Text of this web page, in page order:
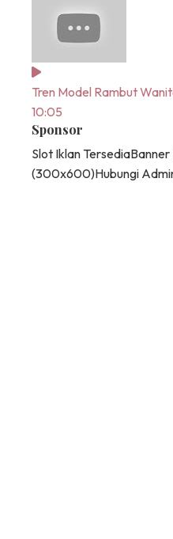
Tren Model Rambut
10:05
Sponsor
Slot Iklan Tersedia
(300x600)Hubungi